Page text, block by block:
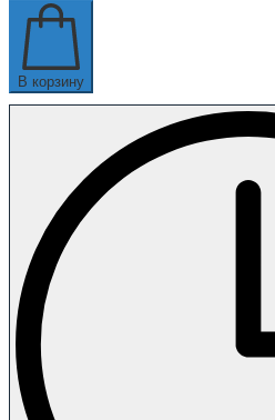
В корзину